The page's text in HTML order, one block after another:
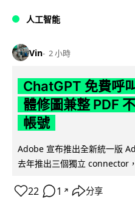
人工智能
Vin 2 小時
ChatGPT 免費呼
體修圖兼整 PDF
帳號
Adobe 宣布推出全新統一版
去年推出三個獨立 connector
22 1 ↗ 分享